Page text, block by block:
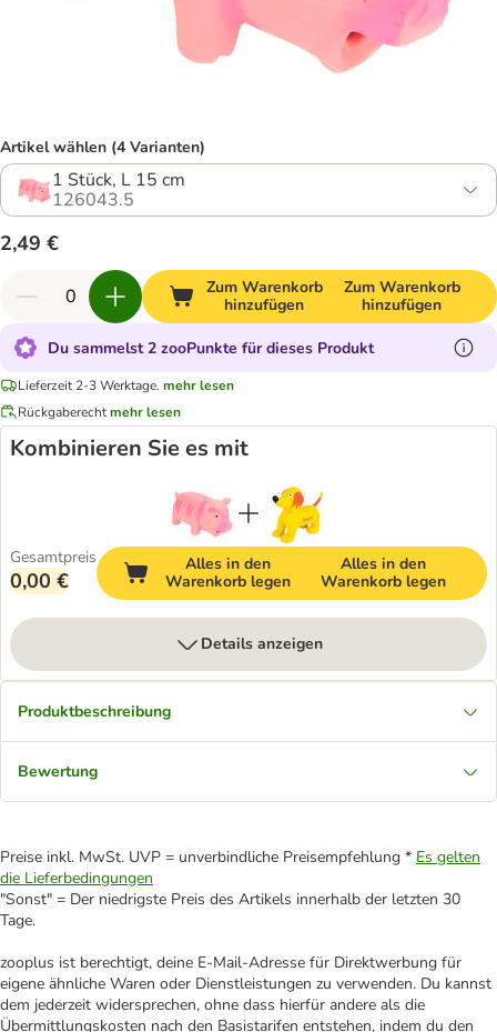
Artikel wählen (4 Varianten)
1 Stück, L 15 cm
126043.5
2,49 €
Zum Warenkorb
hinzufügen
Zum Warenkorb
hinzufügen
Du sammelst 2 zooPunkte für dieses Produkt
Lieferzeit 2-3 Werktage. mehr lesen
Rückgaberechtmehr lesen
Kombinieren Sie es mit
Gesamtpreis
0,00 €
Alles in den
Warenkorb legen
Alles in den
Warenkorb legen
Details anzeigen
Produktbeschreibung
Bewertung
Preise inkl. MwSt. UVP = unverbindliche Preisempfehlung * Es gelten
die Lieferbedingungen
"Sonst" = Der niedrigste Preis des Artikels innerhalb der letzten 30
Tage.
zooplus ist berechtigt, deine E-Mail-Adresse für Direktwerbung für
eigene ähnliche Waren oder Dienstleistungen zu verwenden. Du kannst
dem jederzeit widersprechen, ohne dass hierfür andere als die
Übermittlungskosten nach den Basistarifen entstehen, indem du den